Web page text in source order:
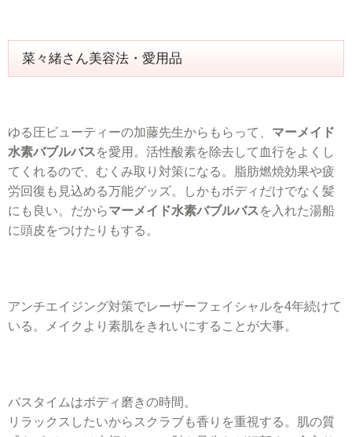
菜々緒さん美容法・愛用品
ゆる圧ビューティーの加藤先生からもらって、 マーメイド
水素バブルバス を愛用。活性酸素を除去して血行をよくし
てくれるので、むくみ取り対策になる。脂肪燃焼効果や疲
労回復も見込める万能グッズ。しかもボディだけでなく髪
にも良い。だからマーメイド水素バブルバス を入れた湯船
に頭皮をつけたりもする。
アンチエイジング対策でレーザーフェイシャルを4年続けて
いる。メイクより素肌をきれいにすることが大事。
バスタイムはボディ磨きの時間。
リラックスしたいからスクラブも香りを重視する。肌の質